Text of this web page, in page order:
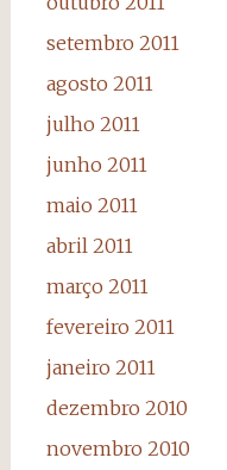
setembro 2011
agosto 2011
julho 2011
junho 2011
maio 2011
abril 2011
março 2011
fevereiro 2011
janeiro 2011
dezembro 2010
novembro 2010